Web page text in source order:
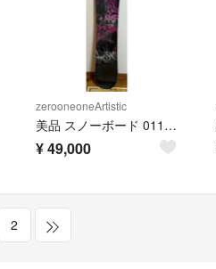
zerooneoneArtistic
美品 スノーボード 011 artistic DOUBLE SPIN 152cm
¥49,000
2